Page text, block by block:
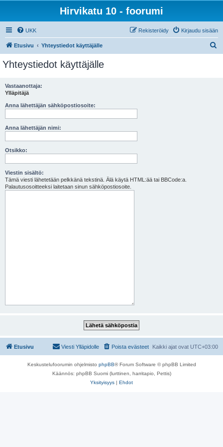
Hirvikatu 10 - foorumi
UKK Kirjaudu sisään
Rekisteröidy
Etusivu Yhteystiedot käyttäjälle
Yhteystiedot käyttäjälle
Vastaanottaja:
Ylläpitäjä
Anna lähettäjän sähköpostiosoite:
Anna lähettäjän nimi:
Otsikko:
Viestin sisältö:
Tämä viesti lähetetään pelkkänä tekstinä. Älä käytä HTML:ää tai BBCode:a.
Palautusosoitteeksi laitetaan sinun sähköpostiosoite.
Etusivu Kaikki ajat ovat UTC+03:00
Poista evästeet
Viesti Ylläpidolle
Keskustelufoorumin ohjelmisto phpBB® Forum Software © phpBB Limited
Käännös: phpBB Suomi (lurttinen, harritapio, Pettis)
Yksityisyys | Ehdot